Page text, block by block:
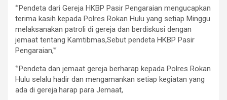
‘”Pendeta dari Gereja HKBP Pasir Pengaraian mengucapkan
terima kasih kepada Polres Rokan Hulu yang setiap Minggu
melaksanakan patroli di gereja dan berdiskusi dengan
jemaat tentang Kamtibmas,Sebut pendeta HKBP Pasir
Pengaraian,'”
‘”Pendeta dan jemaat gereja berharap kepada Polres Rokan
Hulu selalu hadir dan mengamankan setiap kegiatan yang
ada di gereja.harap para Jemaat,